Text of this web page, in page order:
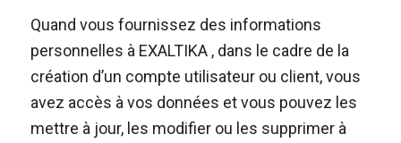
Quand vous fournissez des informations
personnelles à EXALTIKA , dans le cadre de la
création d’un compte utilisateur ou client, vous
avez accès à vos données et vous pouvez les
mettre à jour, les modifier ou les supprimer à